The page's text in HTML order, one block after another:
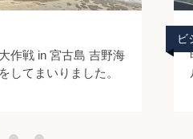
作戦 in 宮古島 吉野海
してまいりました。
ビ